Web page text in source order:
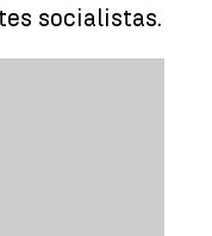
socialistas.